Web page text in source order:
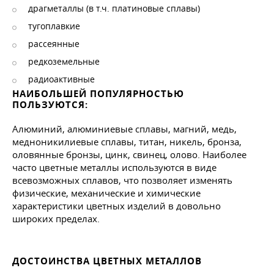
драгметаллы (в т.ч. платиновые сплавы)
тугоплавкие
рассеянные
редкоземельные
радиоактивные
НАИБОЛЬШЕЙ ПОПУЛЯРНОСТЬЮ
ПОЛЬЗУЮТСЯ:
Алюминий, алюминиевые сплавы, магний, медь,
медноникилиевые сплавы, титан, никель, бронза,
оловянные бронзы, цинк, свинец, олово. Наиболее
часто цветные металлы используются в виде
всевозможных сплавов, что позволяет изменять
физические, механические и химические
характеристики цветных изделий в довольно
широких пределах.
ДОСТОИНСТВА ЦВЕТНЫХ МЕТАЛЛОВ